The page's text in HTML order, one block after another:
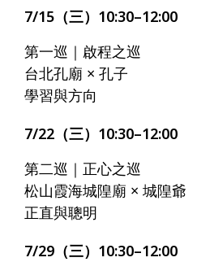
7/15（三）10:30–12:00
第一巡｜啟程之巡
台北孔廟 × 孔子
學習與方向
7/22（三）10:30–12:00
第二巡｜正心之巡
松山霞海城隍廟 × 城隍爺
正直與聰明
7/29（三）10:30–12:00